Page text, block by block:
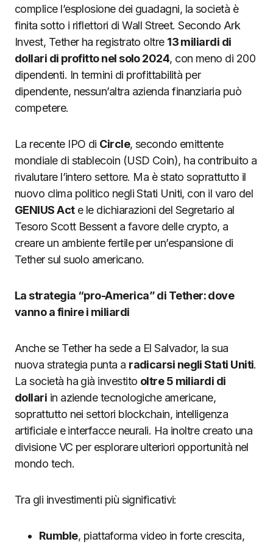
complice l’esplosione dei guadagni, la società è
finita sotto i riflettori di Wall Street. Secondo Ark
Invest, Tether ha registrato oltre 13 miliardi di
dollari di profitto nel solo 2024, con meno di 200
dipendenti. In termini di profittabilità per
dipendente, nessun’altra azienda finanziaria può
competere.
La recente IPO di Circle, secondo emittente
mondiale di stablecoin (USD Coin), ha contribuito a
rivalutare l’intero settore. Ma è stato soprattutto il
nuovo clima politico negli Stati Uniti, con il varo del
GENIUS Acte le dichiarazioni del Segretario al
Tesoro Scott Bessent a favore delle crypto, a
creare un ambiente fertile per un’espansione di
Tether sul suolo americano.
La strategia “pro-America” di Tether: dove
vanno a finire i miliardi
Anche se Tether ha sede a El Salvador, la sua
nuova strategia punta a radicarsi negli Stati Uniti.
La società ha già investito oltre 5 miliardi di
dollari in aziende tecnologiche americane,
soprattutto nei settori blockchain, intelligenza
artificiale e interfacce neurali. Ha inoltre creato una
divisione VC per esplorare ulteriori opportunità nel
mondo tech.
Tra gli investimenti più significativi:
Rumble, piattaforma video in forte crescita,